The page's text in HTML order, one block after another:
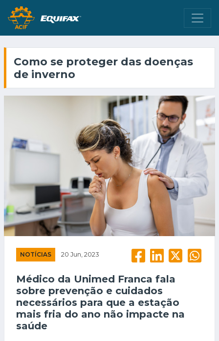
Como se proteger das doenças
de inverno
NOTÍCIAS 20 Jun, 2023
Médico da Unimed Franca fala
sobre prevenção e cuidados
necessários para que a estação
mais fria do ano não impacte na
saúde